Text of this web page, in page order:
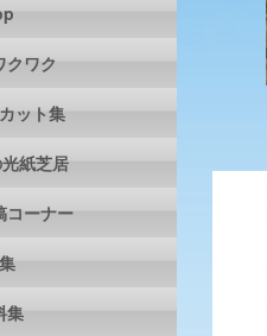
クワク
ット集
紙芝居
コーナー
集